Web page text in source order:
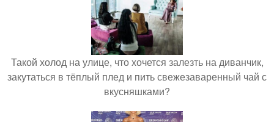
Такой холод на улице, что хочется залезть на диванчик,
закутаться в тёплый плед и пить свежезаваренный чай с
вкусняшками?